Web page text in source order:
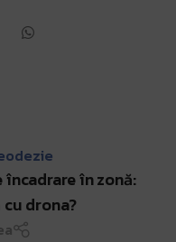
în zonă:
drona?